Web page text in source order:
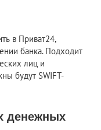
в Приват24,
банка. Подходит
лиц и
будут SWIFT-
денежных